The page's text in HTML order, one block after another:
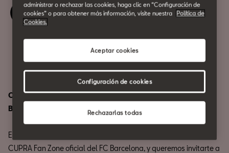
Reserva tu entrada
Compartir
CASA SEAT se convierte en la CUPRA Fan Zone del FC
Barcelona
Este domingo 11 de mayo, hemos creado en CASA SEAT la
CUPRA Fan Zone oficial del FC Barcelona, y queremos invitarte a
administrar o rechazar las cookies, haga clic en “Configuración de
cookies” o para obtener más información, visite nuestra
Política de
Cookies.
Rechazarlas todas
Aceptar cookies
Configuración de cookies